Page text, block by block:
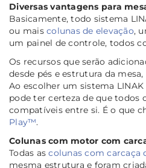
Diversas vantagens para
Basicamente, todo sistema
ou mais colunas de elevação,
um painel de controle, todos
Os recursos que serão
desde pés e estrutura da
Ao escolher um sistema LINAK
pode ter certeza de que todos
compatíveis entre si. É o que
Play™.
Colunas com motor com
Todas ascolunas com carcaça
mesma estrutura e foram